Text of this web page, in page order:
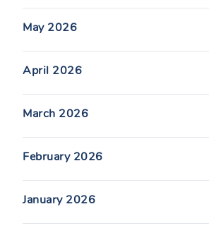
May 2026
April 2026
March 2026
February 2026
January 2026